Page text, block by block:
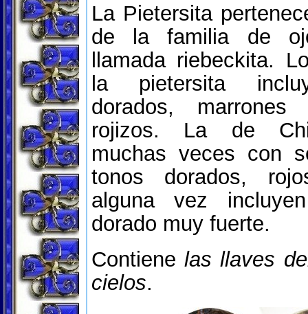
La Pietersita
de la familia de
llamada riebeckita.
la pietersita
dorados,
rojizos. La de
muchas veces con
tonos dorados,
alguna vez
dorado muy fuerte.
Contienelas llaves
cielos.